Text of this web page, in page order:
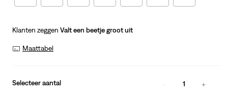
Klanten zeggen Valt een beetje groot uit
Maattabel
Selecteer aantal 1